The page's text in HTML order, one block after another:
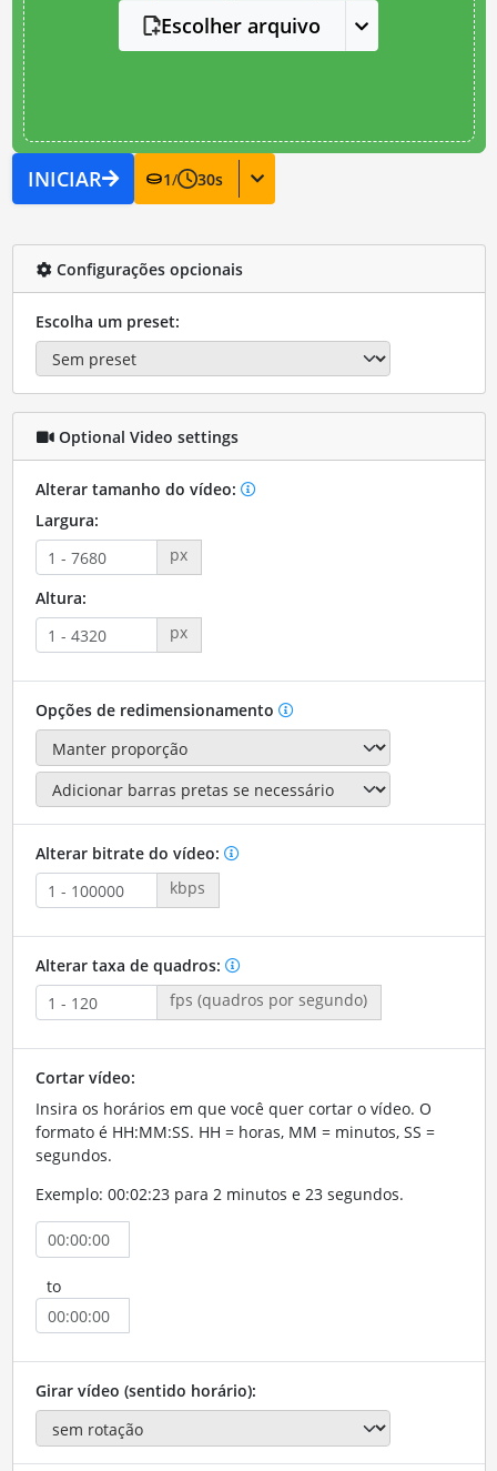
Escolher arquivo
INICIAR 1/ 30s
Configurações opcionais
Escolha um preset:
Optional Video settings
Alterar tamanho do vídeo:
Largura:
px
Altura:
px
Opções de redimensionamento
Alterar bitrate do vídeo:
kbps
Alterar taxa de quadros:
fps (quadros por segundo)
Cortar vídeo:
Insira os horários em que você quer cortar o vídeo. O
formato é HH:MM:SS. HH = horas, MM = minutos, SS =
segundos.
Exemplo: 00:02:23 para 2 minutos e 23 segundos.
to
Girar vídeo (sentido horário):